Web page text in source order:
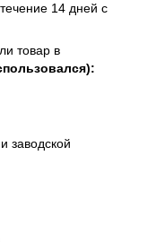
14 дней с
товар в
заводской